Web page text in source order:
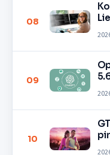
08
09
10